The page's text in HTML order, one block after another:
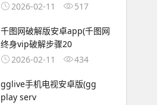
2026-02-11
517
千图网破解版安卓app(千图网
终身vip破解步骤20
2026-02-11
434
gglive手机电视安卓版(gg
play serv